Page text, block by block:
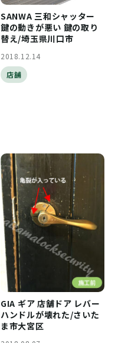
SANWA 三和シャッター
鍵の動きが悪い 鍵の取り
替え/埼玉県川口市
2018.12.14
店舗
GIA ギア 店舗ドア レバー
ハンドルが壊れた/さいた
ま市大宮区